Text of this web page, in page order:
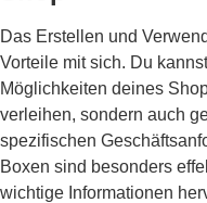
Das Erstellen und
Vorteile mit sich. Du
Möglichkeiten deines
verleihen, sondern auch
spezifischen
Boxen sind besonders
wichtige Informationen